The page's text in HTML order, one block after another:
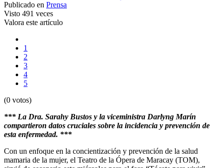
Publicado en Prensa
Visto 491 veces
Valora este artículo
1
2
3
4
5
(0 votos)
*** La Dra. Sarahy Bustos y la viceministra Darlyng Marín
compartieron datos cruciales sobre la incidencia y prevención de
esta enfermedad. ***
Con un enfoque en la concientización y prevención de la salud
mamaria de la mujer, el Teatro de la Ópera de Maracay (TOM),